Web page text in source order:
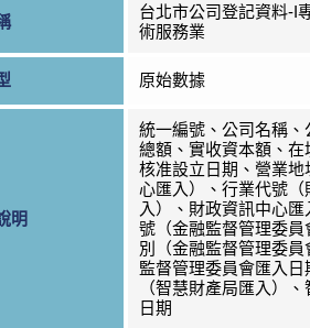
台北市公司登記資料-I
術服務業
原始數據
明
統一編號、公司名稱、
總額、實收資本額、在
核准設立日期、營業地
心匯入）、行業代號（
入）、財政資訊中心
號（金融監督管理委員
別（金融監督管理委
監督管理委員會匯入日
（智慧財產局匯入）
日期